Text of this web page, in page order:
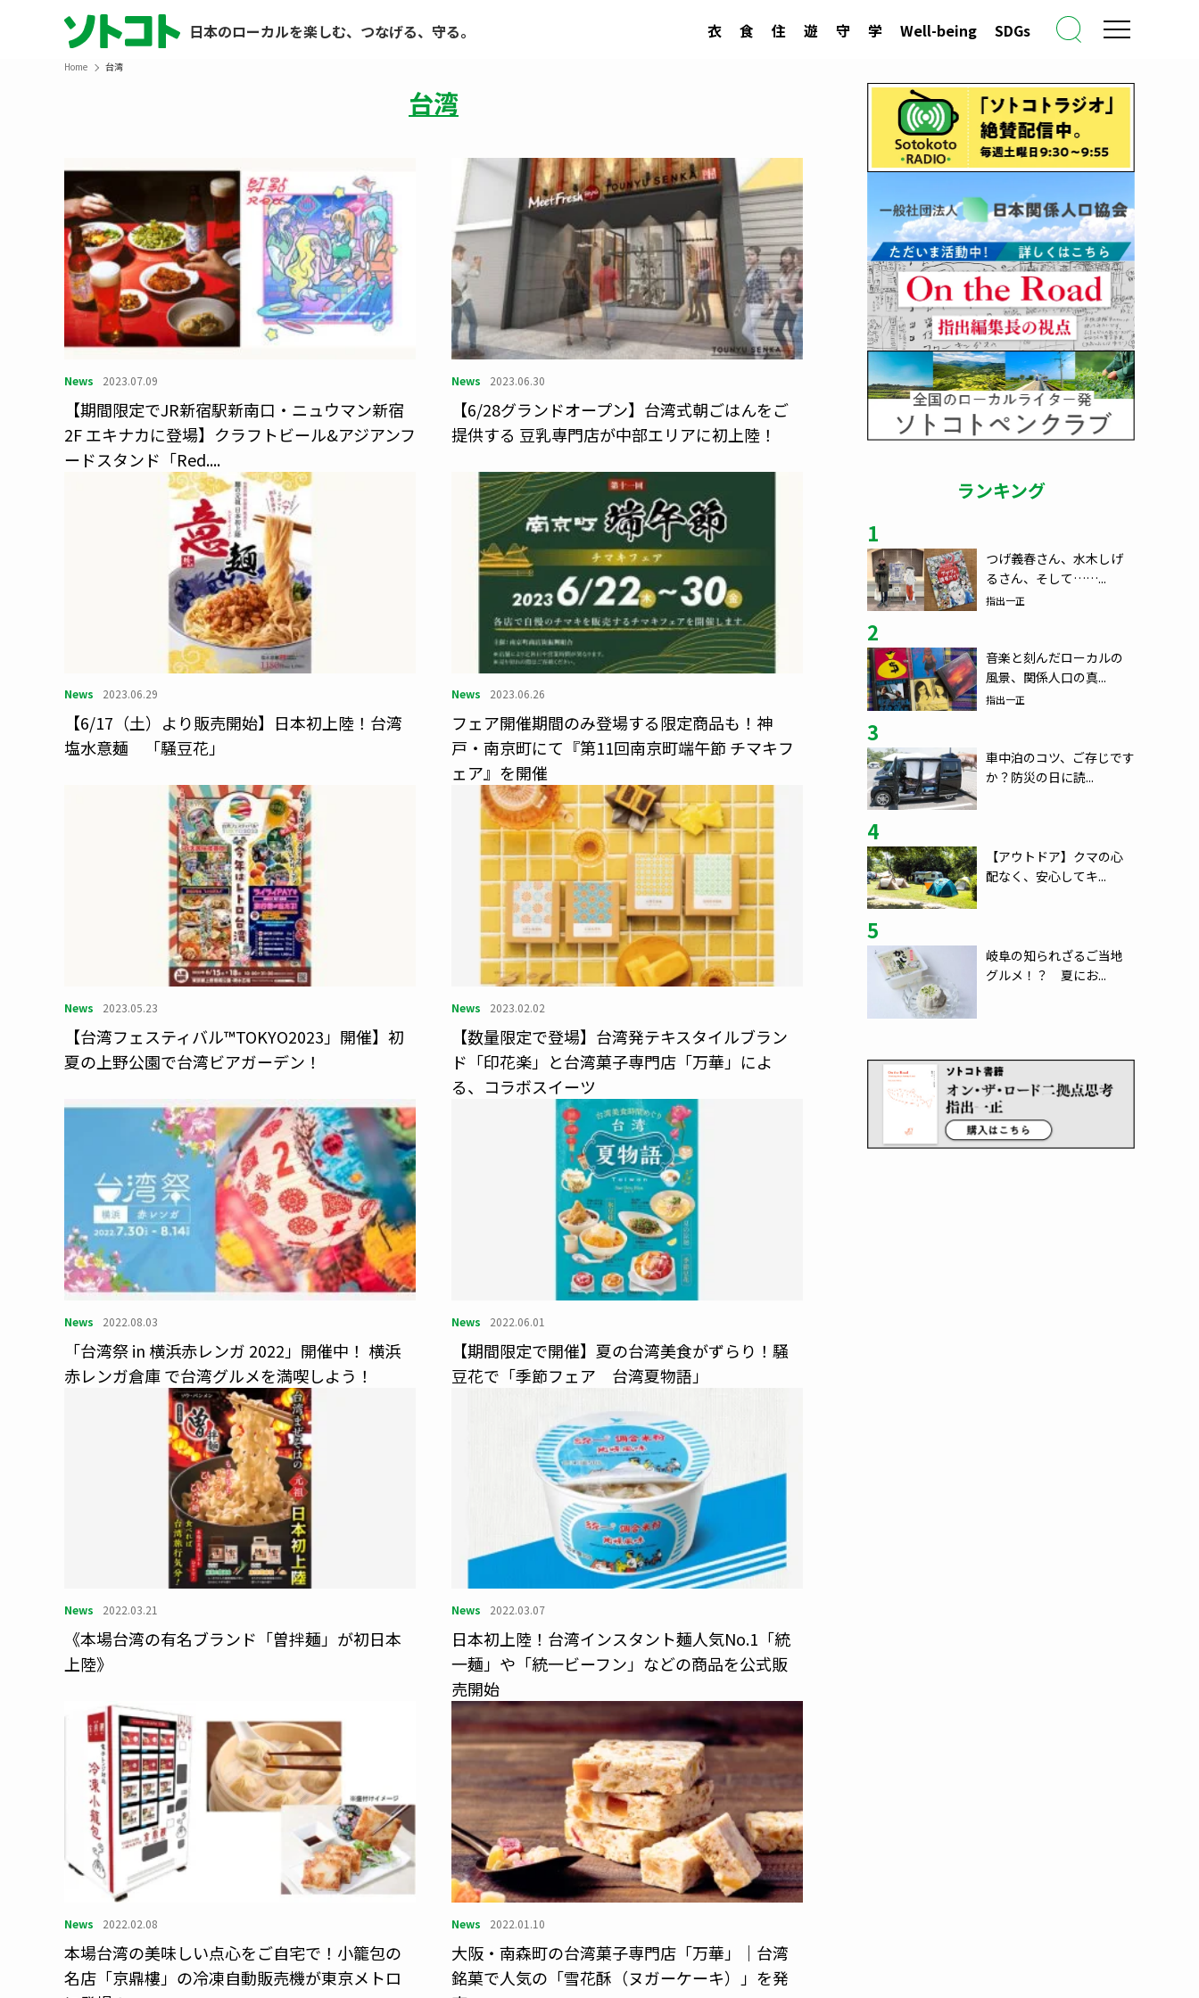
日本のローカルを楽しむ、つなげる、守る。 衣 食 住 遊 守 学 Well-being SDGs
Home 台湾
台湾
News 2023.07.09
【期間限定でJR新宿駅新南口・ニュウマン新宿
2F エキナカに登場】クラフトビール&アジアンフ
ードスタンド「Red....
News 2023.06.30
【6/28グランドオープン】台湾式朝ごはんをご
提供する 豆乳専門店が中部エリアに初上陸！
News 2023.06.29
【6/17（土）より販売開始】日本初上陸！台湾
塩水意麺 「騒豆花」
News 2023.06.26
フェア開催期間のみ登場する限定商品も！神
戸・南京町にて『第11回南京町端午節 チマキフ
ェア』を開催
News 2023.05.23
【台湾フェスティバル™TOKYO2023」開催】初
夏の上野公園で台湾ビアガーデン！
News 2023.02.02
【数量限定で登場】台湾発テキスタイルブラン
ド「印花楽」と台湾菓⼦専門店「万華」によ
る、コラボスイーツ
News 2022.08.03
「台湾祭 in 横浜赤レンガ 2022」開催中！ 横浜
赤レンガ倉庫 で台湾グルメを満喫しよう！
News 2022.06.01
【期間限定で開催】夏の台湾美食がずらり！騒
豆花で「季節フェア 台湾夏物語」
News 2022.03.21
《本場台湾の有名ブランド「曽拌麺」が初日本
上陸》
News 2022.03.07
日本初上陸！台湾インスタント麺人気No.1「統
一麺」や「統一ビーフン」などの商品を公式販
売開始
News 2022.02.08
本場台湾の美味しい点心をご自宅で！小籠包の
名店「京鼎樓」の冷凍自動販売機が東京メトロ
News 2022.01.10
大阪・南森町の台湾菓子専門店「万華」｜台湾
銘菓で人気の「雪花酥（ヌガーケーキ）」を発
ランキング
1
つげ義春さん、水木しげ
るさん、そして……...
指出一正
2
音楽と刻んだローカルの
風景、関係人口の真...
指出一正
3
車中泊のコツ、ご存じです
か？防災の日に読...
4
【アウトドア】クマの心
配なく、安心してキ...
5
岐阜の知られざるご当地
グルメ！？ 夏にお...